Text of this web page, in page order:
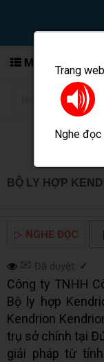
Trang
Nghe đọc
MENU
BỘ LY HỢP
▷ NGHE ĐỌC
✉ Đã duyệt: ✓
Công ty TNHH
Bộ ly hợp
Kendrion
trụ sở chính tại
giải pháp từ